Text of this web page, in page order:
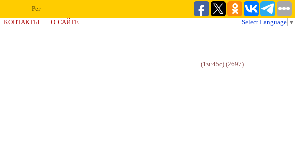
Рег
КОНТАКТЫ О САЙТЕ Select Language ▼
(1м:45с) (2697)